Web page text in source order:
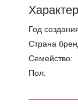
Год
Страна
Семейство:
Пол: